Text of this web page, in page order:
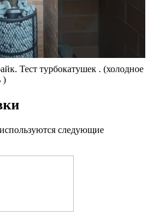
Тест турбокатушек . (холодное
)
следующие